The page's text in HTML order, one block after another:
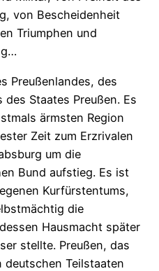
von Bescheidenheit
Triumphen und
Preußenlandes, des
Staates Preußen. Es
ärmsten Region
Zeit zum Erzrivalen
um die
Bund aufstieg. Es ist
Kurfürstentums,
die
Hausmacht später
stellte. Preußen, das
Teilstaaten